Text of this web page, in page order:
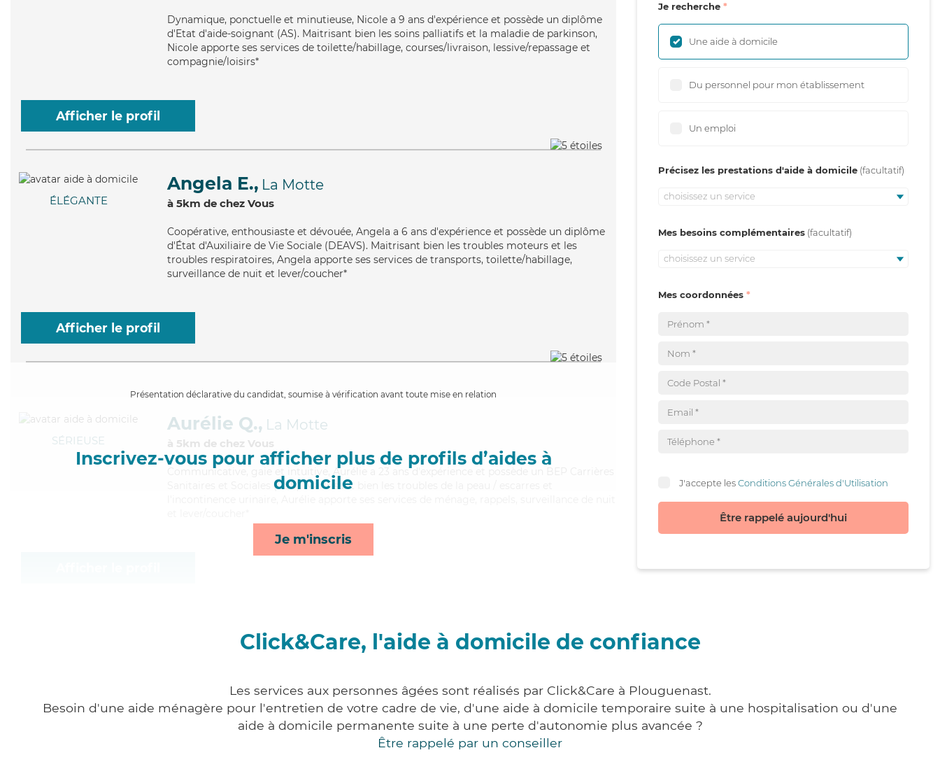
Dynamique, ponctuelle et minutieuse, Nicole a 9 ans d'expérience et possède un diplôme
d'Etat d'aide-soignant (AS). Maitrisant bien les soins palliatifs et la maladie de parkinson,
Nicole apporte ses services de toilette/habillage, courses/livraison, lessive/repassage et
compagnie/loisirs*
Afficher le profil
ÉLÉGANTE
Angela E., La Motte
à 5km de chez Vous
Coopérative, enthousiaste et dévouée, Angela a 6 ans d'expérience et possède un diplôme
d'État d'Auxiliaire de Vie Sociale (DEAVS). Maitrisant bien les troubles moteurs et les
troubles respiratoires, Angela apporte ses services de transports, toilette/habillage,
surveillance de nuit et lever/coucher*
Afficher le profil
Présentation déclarative du candidat, soumise à vérification avant toute mise en relation
Inscrivez-vous pour afficher plus de profils d’aides à
domicile
Je m'inscris
SÉRIEUSE
Aurélie Q., La Motte
à 5km de chez Vous
Communicative
, gaie et intuitive, Aurélie a 23 ans d'expérience et possède un BEP Carrières
Sanitaires et Sociales (CSS). Maitrisant bien les troubles de la peau / escarres et
Je recherche
Une aide à domicile
Du personnel pour mon établissement
Un emploi
Précisez les prestations d'aide à domicile
choisissez un service
Mes besoins complémentaires
choisissez un service
Mes coordonnées
J'accepte lesConditions Générales d'Utilisation
Être rappelé aujourd'hui
Click&Care, l'aide à domicile de confiance
Les services aux personnes âgées sont réalisés par Click&Care à Plouguenast.
Besoin d'une aide ménagère pour l'entretien de votre cadre de vie, d'une aide à domicile temporaire suite à une hospitalisation ou d'une
aide à domicile permanente suite à une perte d'autonomie plus avancée ?
Être rappelé par un conseiller